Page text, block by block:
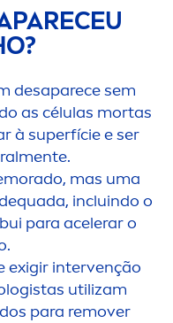
desaparece sem
as células mortas
à superfície e ser
mente.
mas uma
incluindo o
para acelerar o
exigir intervenção
utilizam
para remover